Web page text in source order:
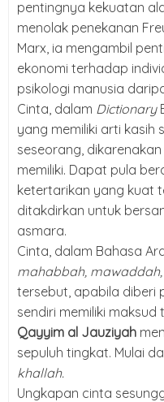
pentingnya kekuatan
menolak penekanan
Marx, ia mengambil
ekonomi terhadap
psikologi manusia
Cinta, dalam Dictionary
yang memiliki arti
seseorang,
memiliki. Dapat pula
ketertarikan yang kuat
ditakdirkan untuk
asmara.
Cinta, dalam Bahasa
mahabbah,
tersebut, apabila diberi
sendiri memiliki
Qayyim al Jauziyah
sepuluh tingkat. Mulai
khallah.
Ungkapan cinta